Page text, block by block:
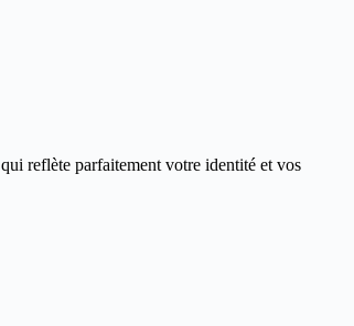
qui reflète parfaitement votre identité et vos